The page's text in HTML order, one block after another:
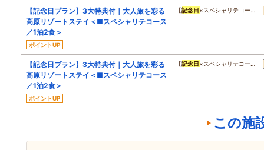
【記念日プラン】3大特典付｜大人旅を彩る
高原リゾートステイ＜■スペシャリテコース
／1泊2食＞
ポイントUP
【記念日 ×スペシャリテコー…
【記念日プラン】3大特典付｜大人旅を彩る
高原リゾートステイ＜■スペシャリテコース
／1泊2食＞
ポイントUP
【記念日 ×スペシャリテコー…
この施